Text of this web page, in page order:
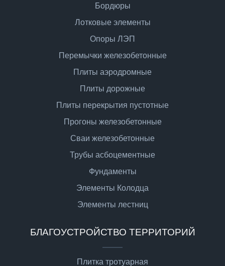
Бордюры
Лотковые элементы
Опоры ЛЭП
Перемычки железобетонные
Плиты аэродромные
Плиты дорожные
Плиты перекрытия пустотные
Прогоны железобетонные
Сваи железобетонные
Трубы асбоцементные
Фундаменты
Элементы Колодца
Элементы лестниц
БЛАГОУСТРОЙСТВО ТЕРРИТОРИЙ
Плитка тротуарная